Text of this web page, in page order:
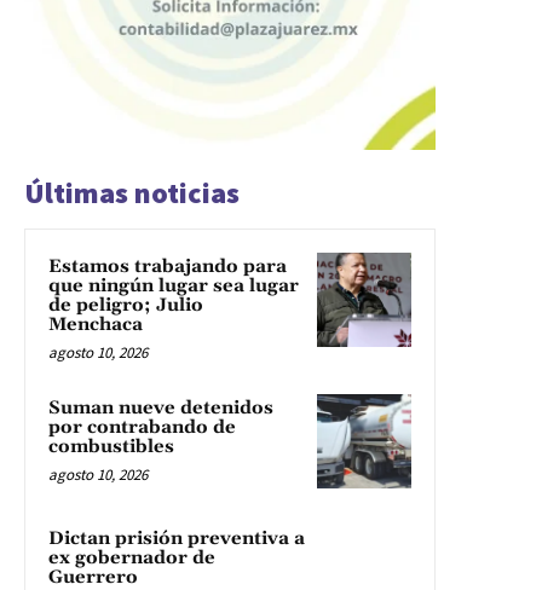
Últimas noticias
Estamos trabajando para
que ningún lugar sea lugar
de peligro; Julio
Menchaca
agosto 10, 2026
Suman nueve detenidos
por contrabando de
combustibles
agosto 10, 2026
Dictan prisión preventiva a
ex gobernador de
Guerrero